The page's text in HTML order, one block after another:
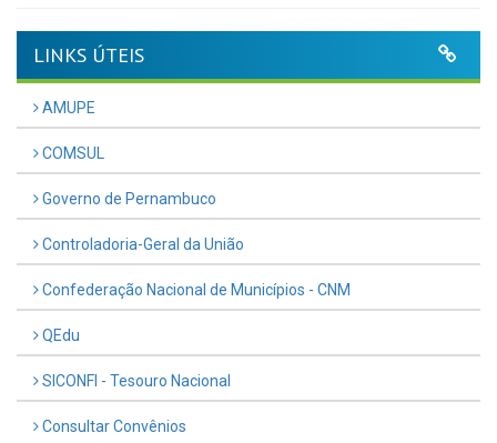
LINKS ÚTEIS
AMUPE
COMSUL
Governo de Pernambuco
Controladoria-Geral da União
Confederação Nacional de Municípios - CNM
QEdu
SICONFI - Tesouro Nacional
Consultar Convênios